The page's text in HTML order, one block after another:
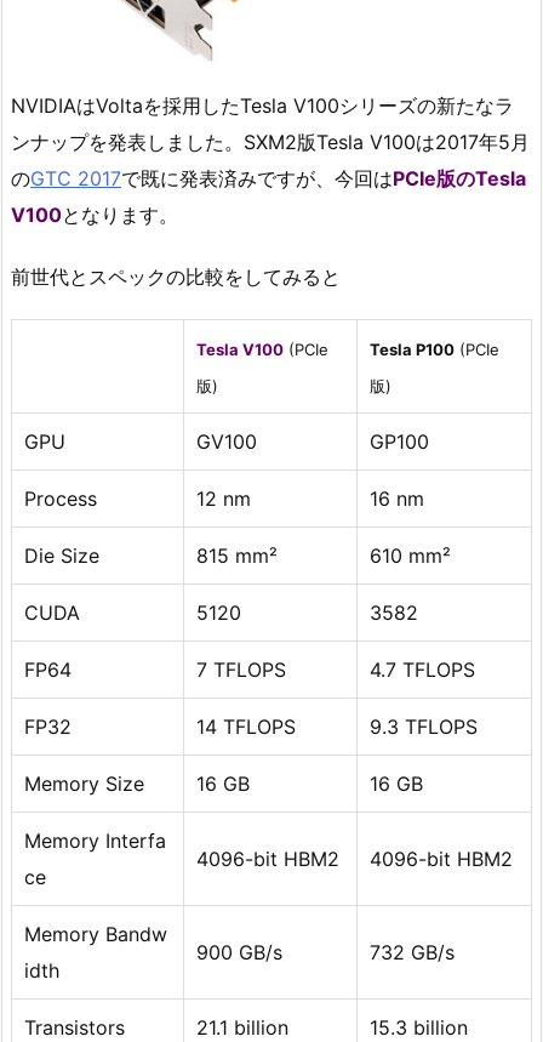
NVIDIAはVoltaを採用したTesla V100シリーズの新たなラ
ンナップを発表しました。SXM2版Tesla V100は2017年5月
のGTC 2017で既に発表済みですが、今回はPCIe版のTesla
V100となります。
前世代とスペックの比較をしてみると
Tesla V100 (PCIe
版)
Tesla P100 (PCIe
版)
GPU GV100 GP100
Process 12 nm 16 nm
Die Size 815 mm² 610 mm²
CUDA 5120 3582
FP64 7 TFLOPS 4.7 TFLOPS
FP32 14 TFLOPS 9.3 TFLOPS
Memory Size 16 GB 16 GB
Memory Interfa
ce
4096-bit HBM2 4096-bit HBM2
Memory Bandw
idth
900 GB/s 732 GB/s
Transistors 21.1 billion 15.3 billion